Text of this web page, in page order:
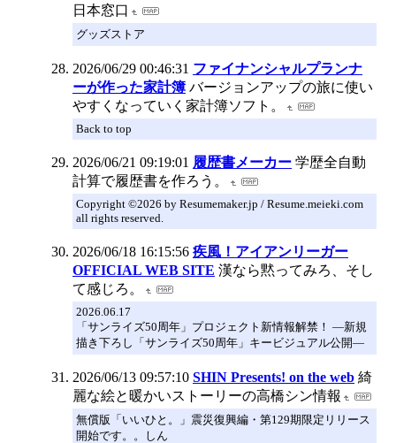
日本窓口
グッズストア
2026/06/29 00:46:31 ファイナンシャルプランナ
ーが作った家計簿 バージョンアップの旅に使い
やすくなっていく家計簿ソフト。
Back to top
2026/06/21 09:19:01 履歴書メーカー 学歴全自動
計算で履歴書を作ろう。
Copyright ©2026 by Resumemaker.jp / Resume.meieki.com
all rights reserved.
2026/06/18 16:15:56 疾風！アイアンリーガー
OFFICIAL WEB SITE 漢なら黙ってみろ、そし
て感じろ。
2026.06.17
「サンライズ50周年」プロジェクト新情報解禁！ ―新規
描き下ろし「サンライズ50周年」キービジュアル公開―
2026/06/13 09:57:10 SHIN Presents! on the web 綺
麗な絵と暖かいストーリーの高橋シン情報
無償版「いいひと。」震災復興編・第129期限定リリース
開始です。。しん